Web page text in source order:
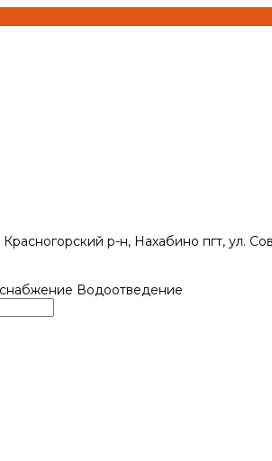
р-н, Нахабино пгт, ул.
Водоотведение